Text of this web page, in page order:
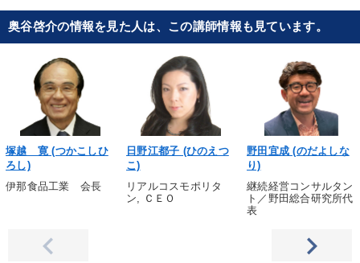
奥谷啓介の情報を見た人は、この講師情報も見ています。
塚越 寛 (つかこしひ
ろし)
伊那食品工業 会長
日野江都子 (ひのえつ
こ)
リアルコスモポリタ
ン, ＣＥＯ
野田宜成 (のだよしな
り)
継続経営コンサルタン
ト／野田総合研究所代
表